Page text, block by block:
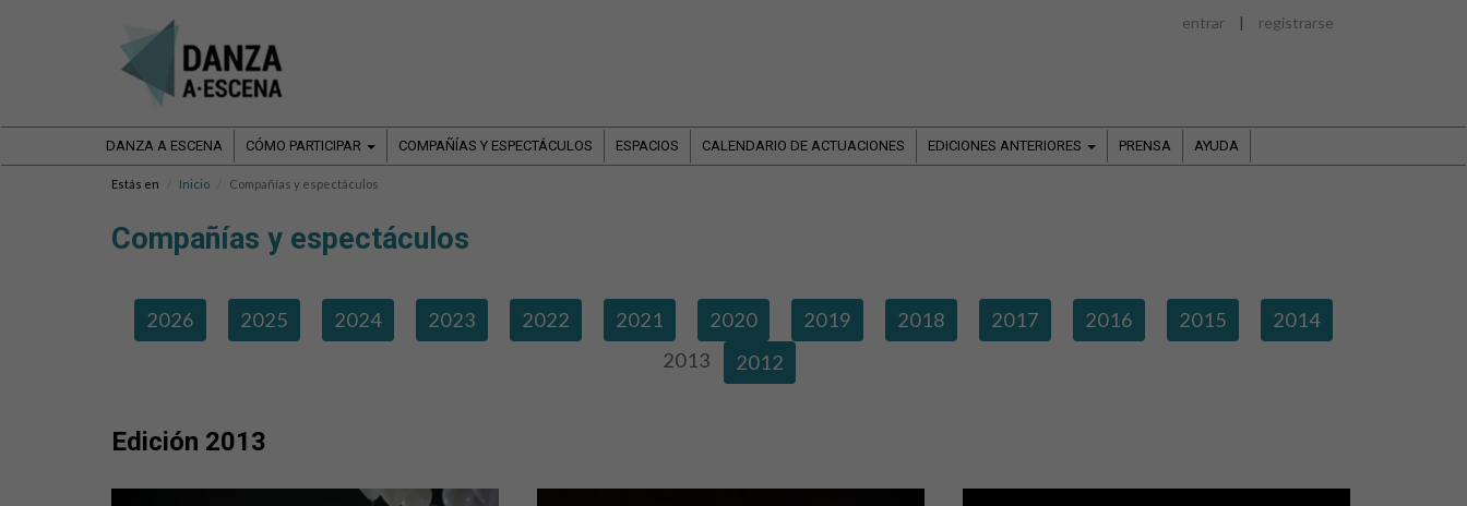
entrar | registrarse
DANZA A ESCENA CÓMO PARTICIPAR COMPAÑÍAS Y ESPECTÁCULOS ESPACIOS CALENDARIO DE ACTUACIONES EDICIONES ANTERIORES PRENSA AYUDA
Estás en Inicio Compañías y espectáculos
Compañías y espectáculos
2026 2025 2024 2023 2022 2021 2020 2019 2018 2017 2016 2015
2014
2013
2012
Edición 2013